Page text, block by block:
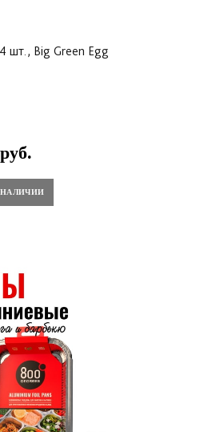
шт., Big Green Egg